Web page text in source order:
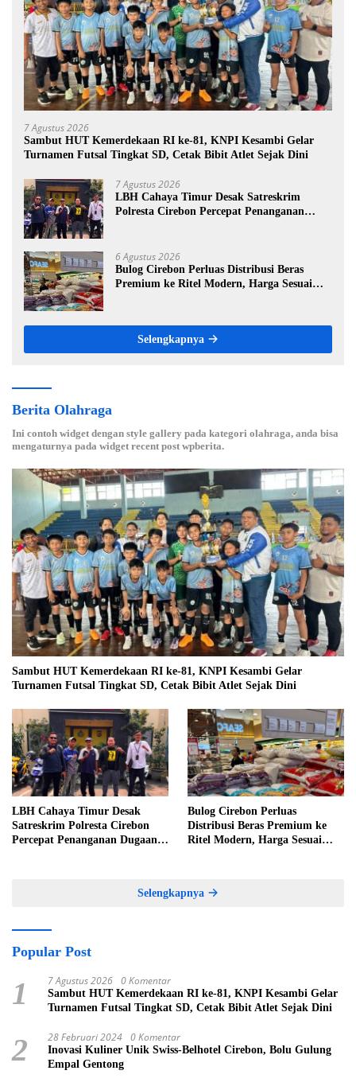
7 Agustus 2026
Sambut HUT Kemerdekaan RI ke-81, KNPI Kesambi Gelar
Turnamen Futsal Tingkat SD, Cetak Bibit Atlet Sejak Dini
7 Agustus 2026
LBH Cahaya Timur Desak Satreskrim
Polresta Cirebon Percepat Penanganan
6 Agustus 2026
Bulog Cirebon Perluas Distribusi Beras
Premium ke Ritel Modern, Harga Sesuai
Selengkapnya
Berita Olahraga
Ini contoh widget dengan style gallery pada kategori olahraga, anda bisa
mengaturnya pada widget recent post wpberita.
Sambut HUT Kemerdekaan RI ke-81, KNPI Kesambi Gelar
Turnamen Futsal Tingkat SD, Cetak Bibit Atlet Sejak Dini
LBH Cahaya Timur Desak
Satreskrim Polresta Cirebon
Percepat Penanganan Dugaan
Bulog Cirebon Perluas
Distribusi Beras Premium ke
Ritel Modern, Harga Sesuai
Selengkapnya
Popular Post
1 7 Agustus 2026 0 Komentar
Sambut HUT Kemerdekaan RI ke-81, KNPI Kesambi Gelar
Turnamen Futsal Tingkat SD, Cetak Bibit Atlet Sejak Dini
2 28 Februari 2024 0 Komentar
Inovasi Kuliner Unik Swiss-Belhotel Cirebon, Bolu Gulung
Empal Gentong